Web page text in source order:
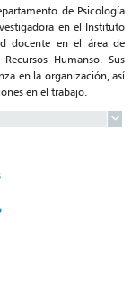
de Psicología
en el Instituto
docente en el área de
Humanso. Sus
en la organización, así
en el trabajo.